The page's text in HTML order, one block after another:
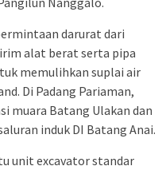
darurat dari
alat berat serta pipa
memulihkan suplai air
Di Padang Pariaman,
muara Batang Ulakan dan
induk DI Batang Anai.
unit excavator standar